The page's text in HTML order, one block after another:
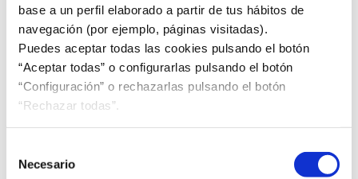
base a un perfil elaborado a partir de tus hábitos de
navegación (por ejemplo, páginas visitadas).
Puedes aceptar todas las cookies pulsando el botón
“Aceptar todas” o configurarlas pulsando el botón
“Configuración” o rechazarlas pulsando el botón
“Rechazar todas”.
Necesario
UNE se adhiere al Código de Buenas Prácticas de
EJE&CON
Unión Profesional celebra su 45 aniversario